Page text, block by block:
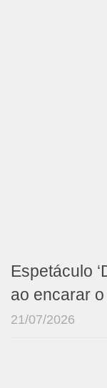
Espetáculo
ao encarar
21/07/2026